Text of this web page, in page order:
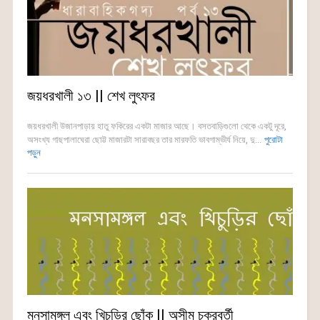
জয়ধরখালী ১৩ || শেখ লুৎফর
জয়ধরখালী উজানপাড়ায় হাতু ফকিরের একটা মাজার আছে। বসতবাড়িগুলো থেকে একটু দূরে,
অসংখ্য গাছপালাঘেরা ছোট্ট মাজারটা সারাবছর তার মারফতি ভাবগাম্ভীর্য নিয়ে, দু...
পুরোটা
পড়ুন
মনসামঙ্গল এবং খিচুড়ির ছোঁক || অসীম চক্রবর্তী